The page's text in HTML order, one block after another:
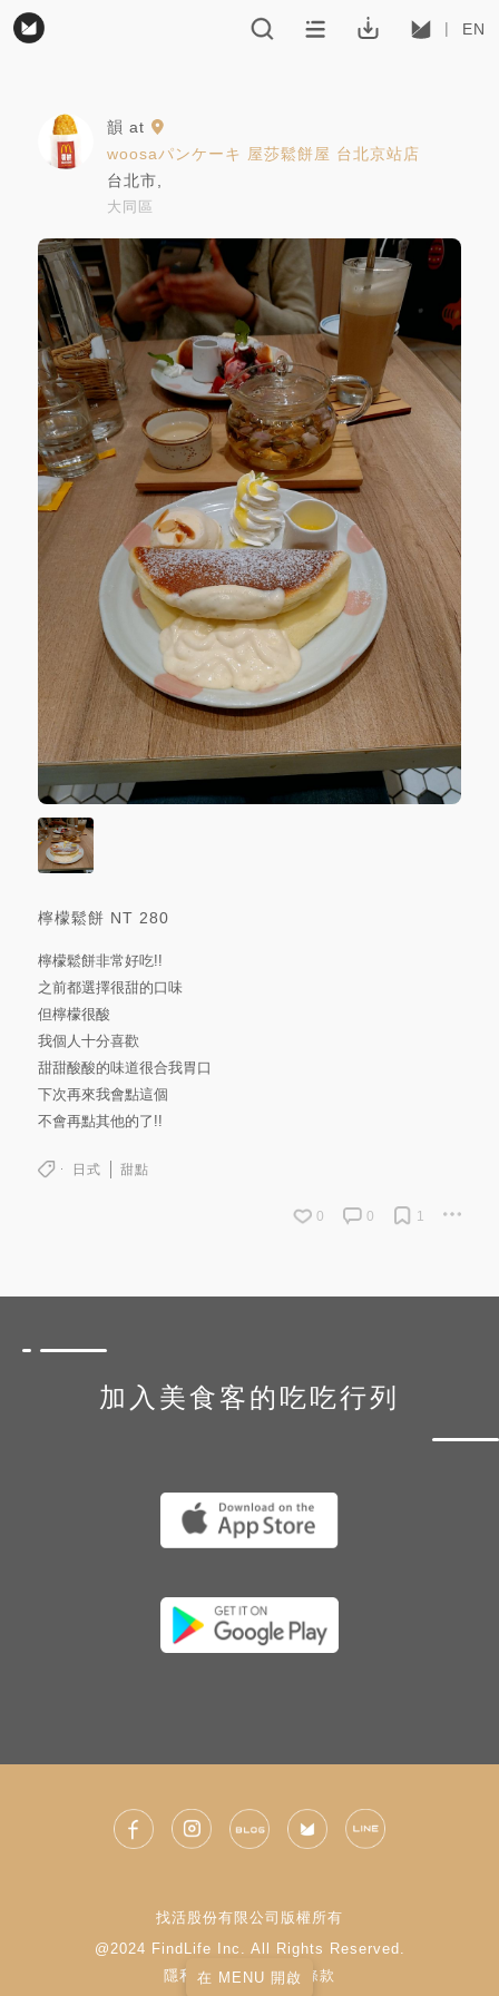
EN
韻 at
woosaパンケーキ 屋莎鬆餅屋 台北京站店
台北市
大同區
檸檬鬆餅 NT 280
檸檬鬆餅非常好吃!!
之前都選擇很甜的口味
但檸檬很酸
我個人十分喜歡
甜甜酸酸的味道很合我胃口
下次再來我會點這個
不會再點其他的了!!
日式 甜點
0 0 1
在 MENU 開啟
加入美食客的吃吃行列
找活股份有限公司版權所有
@2024 FindLife Inc. All Rights Reserved.
隱私權政策
| 使用條款